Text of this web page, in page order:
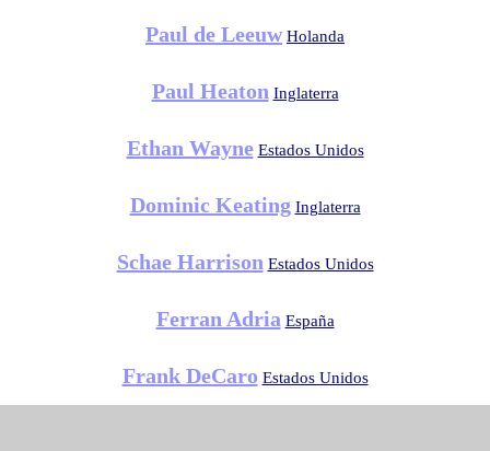
Paul de Leeuw Holanda
Paul Heaton Inglaterra
Ethan Wayne Estados Unidos
Dominic Keating Inglaterra
Schae Harrison Estados Unidos
Ferran Adria España
Frank DeCaro Estados Unidos